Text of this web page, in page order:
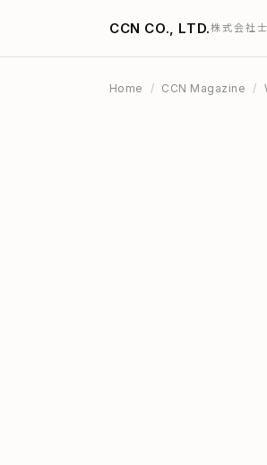
CCN CO., LTD.株式会社
Home / CCN Magazine /